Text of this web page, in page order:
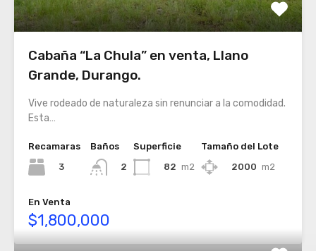
Cabaña “La Chula” en venta, Llano
Grande, Durango.
Vive rodeado de naturaleza sin renunciar a la comodidad.
Esta…
Recamaras
3
Baños
2
Superficie
82 m2
Tamaño del Lote
2000 m2
En Venta
$1,800,000